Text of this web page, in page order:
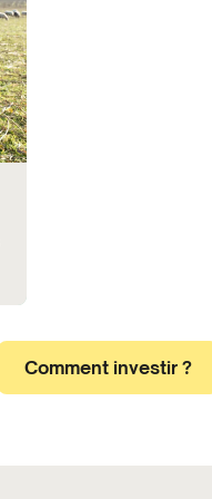
Comment investir ?